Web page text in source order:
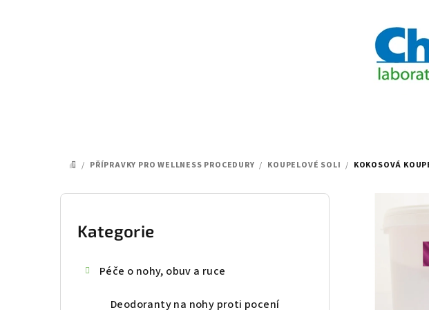
DOMŮ
/ PŘÍPRAVKY PRO WELLNESS PROCEDURY / KOUPELOVÉ SOLI / KOKOSOVÁ
P
Přeskočit
kategorie
Kategorie
Péče o nohy, obuv a ruce
Deodoranty na nohy proti pocení